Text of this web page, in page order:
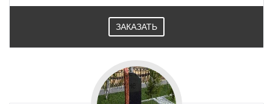
ЗАКАЗАТЬ